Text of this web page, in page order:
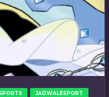
JADWALESPORT